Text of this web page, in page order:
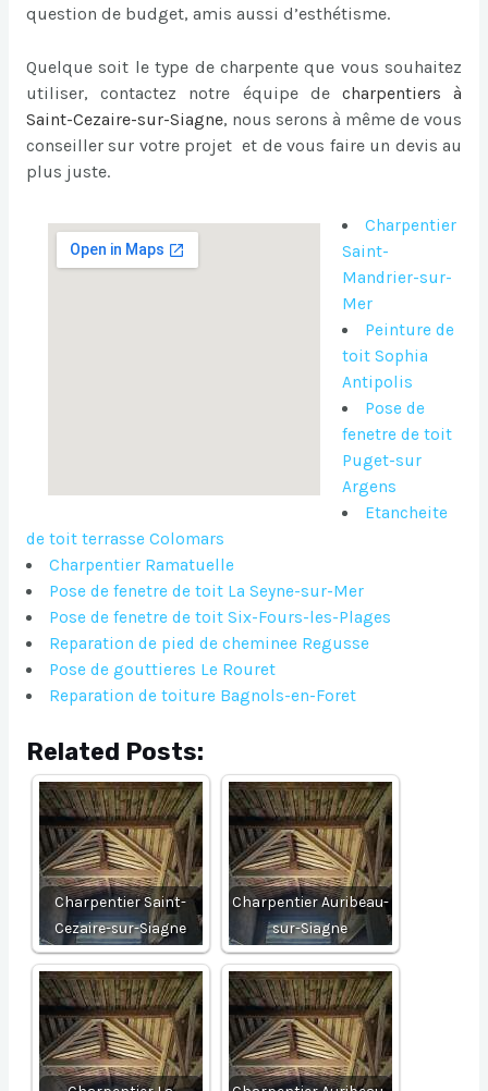
question de budget, amis aussi d’esthétisme.
Quelque soit le type de charpente que vous souhaitez
utiliser, contactez notre équipe de charpentiers à
Saint-Cezaire-sur-Siagne, nous serons à même de vous
conseiller sur votre projet et de vous faire un devis au
plus juste.
Charpentier
Saint-
Mandrier-sur-
Mer
Peinture de
toit Sophia
Antipolis
Pose de
fenetre de toit
Puget-sur
Argens
Etancheite
de toit terrasse Colomars
Charpentier Ramatuelle
Pose de fenetre de toit La Seyne-sur-Mer
Pose de fenetre de toit Six-Fours-les-Plages
Reparation de pied de cheminee Regusse
Pose de gouttieres Le Rouret
Reparation de toiture Bagnols-en-Foret
Related Posts:
Charpentier Saint-
Cezaire-sur-Siagne
Charpentier Auribeau-
sur-Siagne